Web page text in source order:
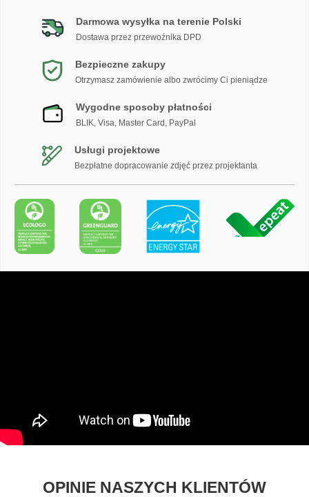
Darmowa wysyłka na terenie Polski
Dostawa przez przewoźnika DPD
Bezpieczne zakupy
Otrzymasz zamówienie albo zwrócimy Ci pieniądze
Wygodne sposoby płatności
BLIK, Visa, Master Card, PayPal
Usługi projektowe
Bezpłatne dopracowanie zdjęć przez projektanta
OPINIE NASZYCH KLIENTÓWO